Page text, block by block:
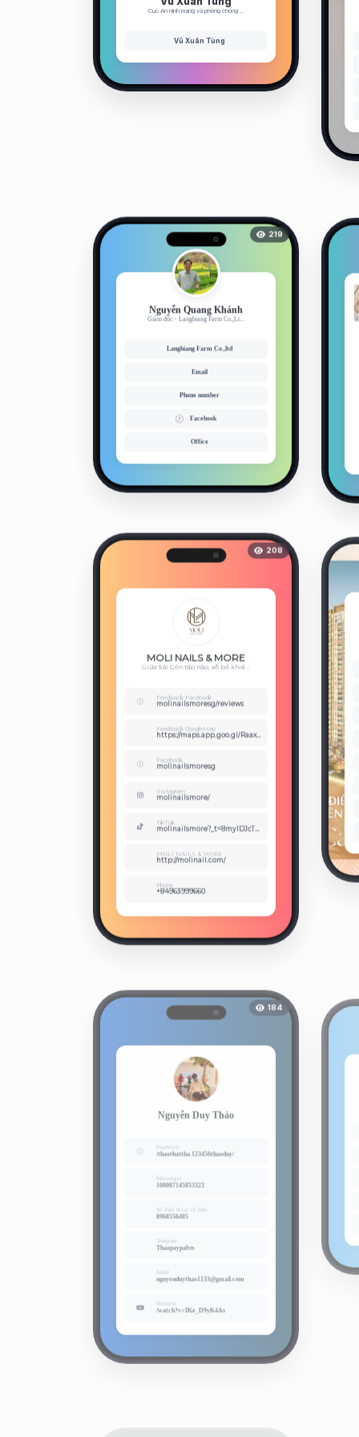
Cục An ninh mạng và phòng chống ...
Vũ Xuân Tùng
219
Nguyễn Quang Khánh
Giám đốc - Langbiang Farm Co.,Lt...
Langbiang Farm Co.,ltd
Email
Phone number
Facebook
Office
208
Giữa Sài Gòn tấp nập, xô bồ khiế...
molinailsmoresg/reviews
molinailsmoresg
molinailsmore/
http://molinail.com/
+84963999660
Nguyễn Duy Thảo
Facebook
/thaothattha.123456thaoduy/
Messenger
100007145853323
Số điện thoại và Zalo
0968556485
Telegram
Thaopaypalvn
Email
nguyenduythao1133@gmail.com
Youtube
/watch?v=IKe_D9yK4As